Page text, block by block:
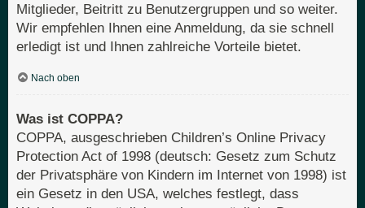
Mitglieder, Beitritt zu Benutzergruppen und so weiter.
Wir empfehlen Ihnen eine Anmeldung, da sie schnell
erledigt ist und Ihnen zahlreiche Vorteile bietet.
Nach oben
Was ist COPPA?
COPPA, ausgeschrieben Children’s Online Privacy
Protection Act of 1998 (deutsch: Gesetz zum Schutz
der Privatsphäre von Kindern im Internet von 1998) ist
ein Gesetz in den USA, welches festlegt, dass